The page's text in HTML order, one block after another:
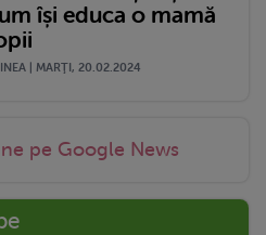
își educa o mamă
| MARŢI, 20.02.2024
pe Google News